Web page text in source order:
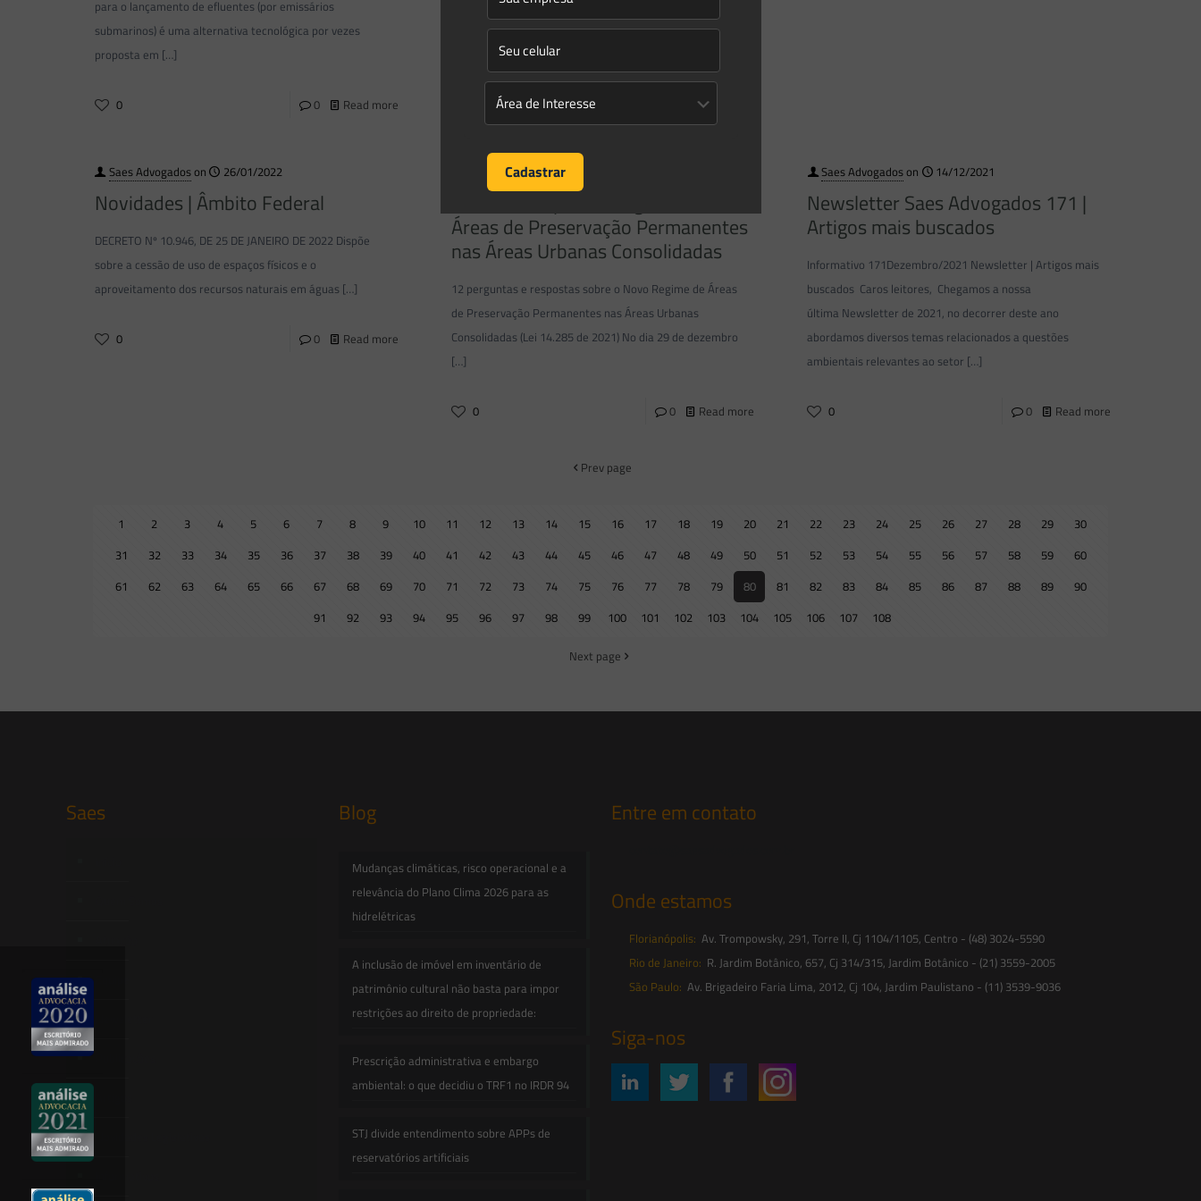
para o lançamento de efluentes (por emissários
submarinos) é uma alternativa tecnológica por vezes
proposta em […]
0 0 Read more
Saes Advogadoson 26/01/2022
Novidades | Âmbito Federal
DECRETO Nº 10.946, DE 25 DE JANEIRO DE 2022 Dispõe
sobre a cessão de uso de espaços físicos e o
aproveitamento dos recursos naturais em águas […]
0 0 Read more
Saes Advogadoson
Áreas de Preservação Permanentes
nas Áreas Urbanas Consolidadas
12 perguntas e respostas sobre o Novo Regime de Áreas
de Preservação Permanentes nas Áreas Urbanas
Consolidadas (Lei 14.285 de 2021) No dia 29 de dezembro
[…]
0 0 Read more
Saes Advogadoson 14/12/2021
Newsletter Saes Advogados 171 |
Artigos mais buscados
Informativo 171Dezembro/2021 Newsletter | Artigos mais
buscados Caros leitores, Chegamos a nossa
última Newsletter de 2021, no decorrer deste ano
abordamos diversos temas relacionados a questões
ambientais relevantes ao setor […]
0 0 Read more
Prev page
1 2 3 4 5 6 7 8 9 10 11 12 13 14 15 16 17 18 19 20 21 22 23 24 25 26 27 28 29
30
31
32 33 34 35 36 37 38 39 40 41 42 43 44 45 46 47 48 49 50 51 52 53 54 55 56 57 58 59
60
61
62 63 64 65 66 67 68 69 70 71 72 73 74 75 76 77 78 79 80 81 82 83 84 85 86 87 88 89
90
91
92 93 94 95 96 97 98 99 100 101 102 103 104 105 106 107 108
Next page
Saes Blog
Mudanças climáticas, risco operacional e a
relevância do Plano Clima 2026 para as
hidrelétricas
A inclusão de imóvel em inventário de
patrimônio cultural não basta para impor
restrições ao direito de propriedade:
Prescrição administrativa e embargo
ambiental: o que decidiu o TRF1 no IRDR 94
STJ divide entendimento sobre APPs de
reservatórios artificiais
Entre em contato
Onde estamos
Florianópolis: Av. Trompowsky, 291, Torre II, Cj 1104/1105, Centro - (48) 3024-5590
Rio de Janeiro: R. Jardim Botânico, 657, Cj 314/315, Jardim Botânico - (21) 3559-2005
São Paulo: Av. Brigadeiro Faria Lima, 2012, Cj 104, Jardim Paulistano - (11) 3539-9036
Siga-nos